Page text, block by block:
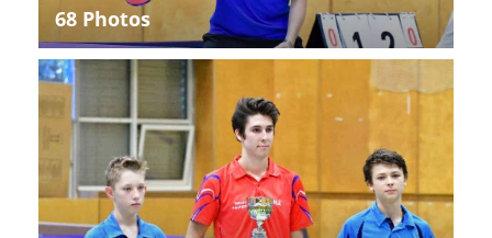
68 Photos